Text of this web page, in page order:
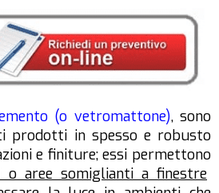
(o vetromattone), sono
prodotti in spesso e robusto
e finiture; essi permettono
o aree somiglianti a finestre